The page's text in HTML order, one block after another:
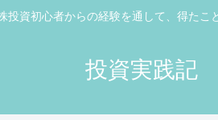
投資初心者からの経験を通して、得たこ
投資実践記